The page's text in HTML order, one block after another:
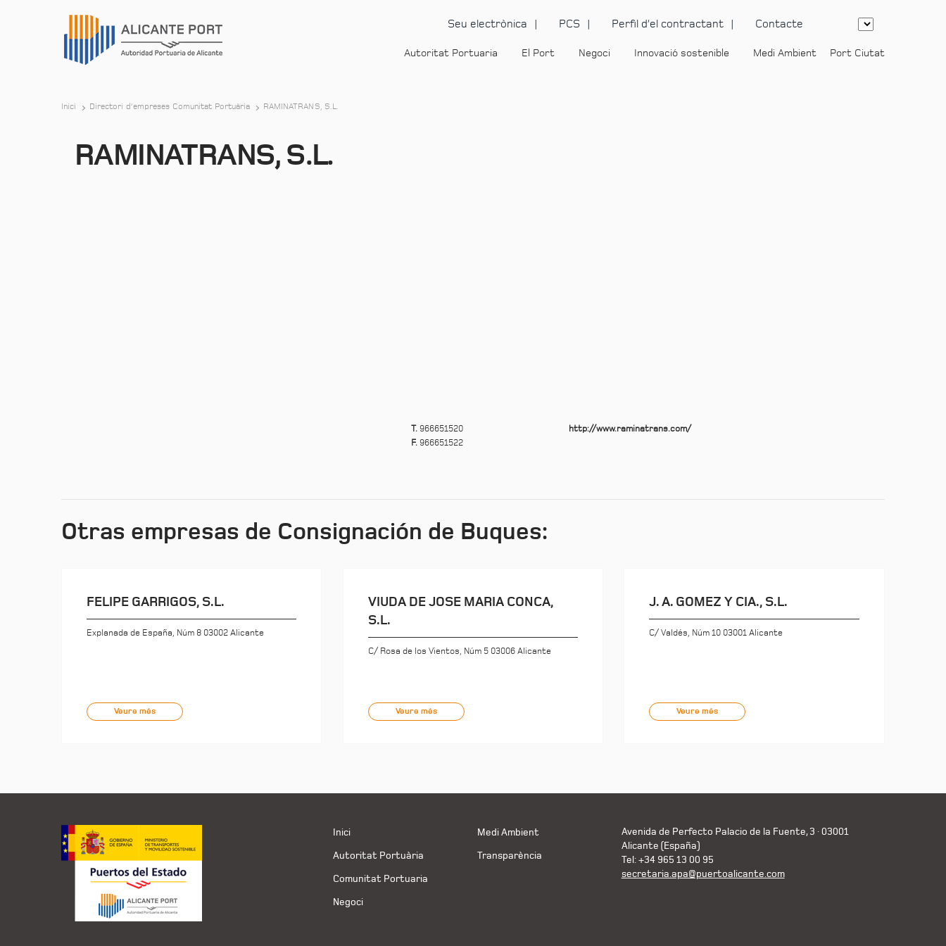
Seu electrònica PCS Perfil d’el contractant Contacte
Autoritat Portuaria El Port Negoci Innovació sostenible Medi Ambient Port Ciutat
Inici Directori d’empreses Comunitat Portuària RAMINATRANS, S.L.
RAMINATRANS, S.L.
T. 966651520
F. 966651522
http://www.raminatrans.com/
Otras empresas de Consignación de Buques:
FELIPE GARRIGOS, S.L.
Explanada de España, Núm 8 03002 Alicante
Veure més
VIUDA DE JOSE MARIA CONCA,
S.L.
C/ Rosa de los Vientos, Núm 5 03006 Alicante
Veure més
J. A. GOMEZ Y CIA., S.L.
C/ Valdés, Núm 10 03001 Alicante
Veure més
Inici
Autoritat Portuària
Comunitat Portuaria
Negoci
Medi Ambient
Transparència
Avenida de Perfecto Palacio de la Fuente, 3 · 03001
Alicante (España)
Tel: +34 965 13 00 95
secretaria.apa@puertoalicante.com